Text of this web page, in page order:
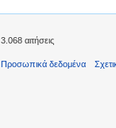
3.068 αιτήσεις
Προσωπικά δεδομένα